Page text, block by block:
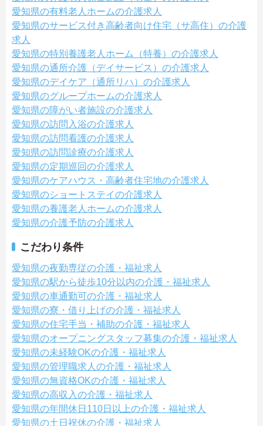
愛知県の有料老人ホームの介護求人
愛知県のサービス付き高齢者向け住宅（サ高住）の介護
求人
愛知県の特別養護老人ホーム（特養）の介護求人
愛知県の通所介護（デイサービス）の介護求人
愛知県のデイケア（通所リハ）の介護求人
愛知県のグループホームの介護求人
愛知県の障がい者施設の介護求人
愛知県の訪問入浴の介護求人
愛知県の訪問看護の介護求人
愛知県の訪問診療の介護求人
愛知県の定期巡回の介護求人
愛知県のケアハウス・高齢者住宅地の介護求人
愛知県のショートステイの介護求人
愛知県の養護老人ホームの介護求人
愛知県の介護予防の介護求人
こだわり条件
愛知県の夜勤専従の介護・福祉求人
愛知県の駅から徒歩10分以内の介護・福祉求人
愛知県の車通勤可の介護・福祉求人
愛知県の寮・借り上げの介護・福祉求人
愛知県の住宅手当・補助の介護・福祉求人
愛知県のオープニングスタッフ募集の介護・福祉求人
愛知県の未経験OKの介護・福祉求人
愛知県の管理職求人の介護・福祉求人
愛知県の無資格OKの介護・福祉求人
愛知県の高収入の介護・福祉求人
愛知県の年間休日110日以上の介護・福祉求人
愛知県の土日祝休の介護・福祉求人